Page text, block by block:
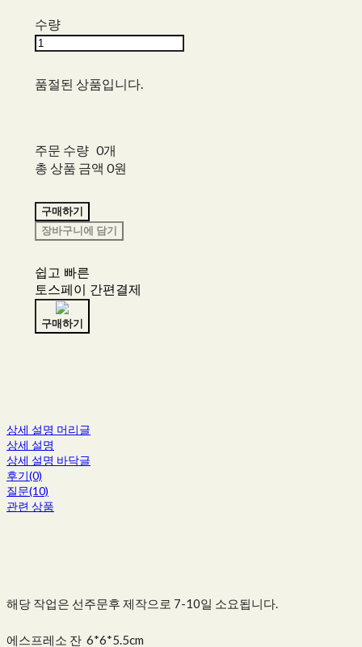
수량
품절된 상품입니다.
주문 수량 0개
총 상품 금액 0원
구매하기
장바구니에 담기
쉽고 빠른
토스페이 간편결제
구매하기
상세 설명 머리글
상세 설명
상세 설명 바닥글
후기(0)
질문(10)
관련 상품
해당 작업은 선주문후 제작으로 7-10일 소요됩니다.
에스프레소 잔 6*6*5.5cm